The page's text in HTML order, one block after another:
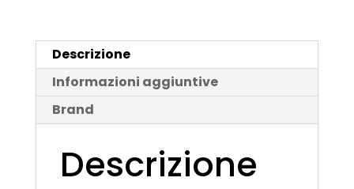
Descrizione
Informazioni aggiuntive
Brand
Descrizione